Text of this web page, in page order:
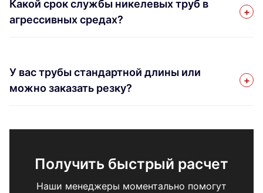
Какой срок службы никелевых труб в
агрессивных средах?
У вас трубы стандартной длины или
можно заказать резку?
Получить быстрый расчет
Наши менеджеры моментально помогут